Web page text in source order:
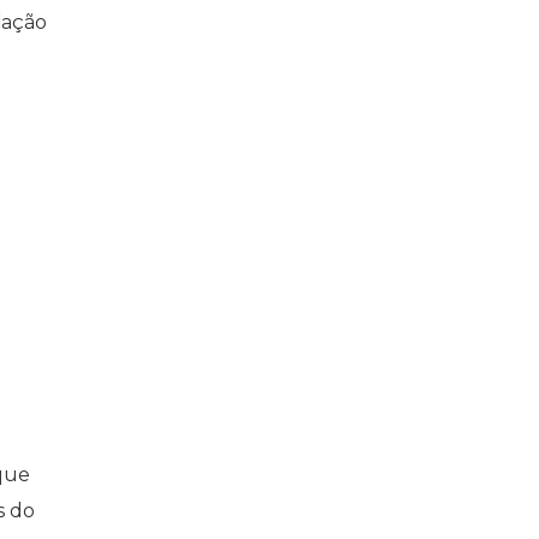
do